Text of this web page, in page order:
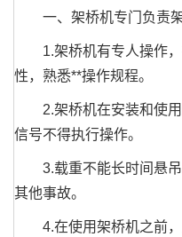
一、架桥机专门负责架
1.架桥机有专人操作，
性，熟悉**操作规程。
2.架桥机在安装和使用
信号不得执行操作。
3.载重不能长时间悬吊
其他事故。
4.在使用架桥机之前，